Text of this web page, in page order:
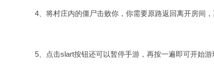
4、将村庄内的僵尸击败你，你需要原路返回离开房间
5、点击slart按钮还可以暂停手游，再按一遍即可开始游